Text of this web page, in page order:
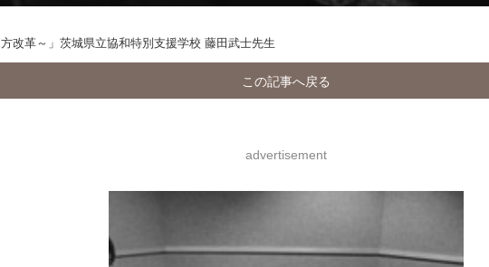
改革～」茨城県立協和特別支援学校 藤田武士先生
この記事へ戻る
advertisement